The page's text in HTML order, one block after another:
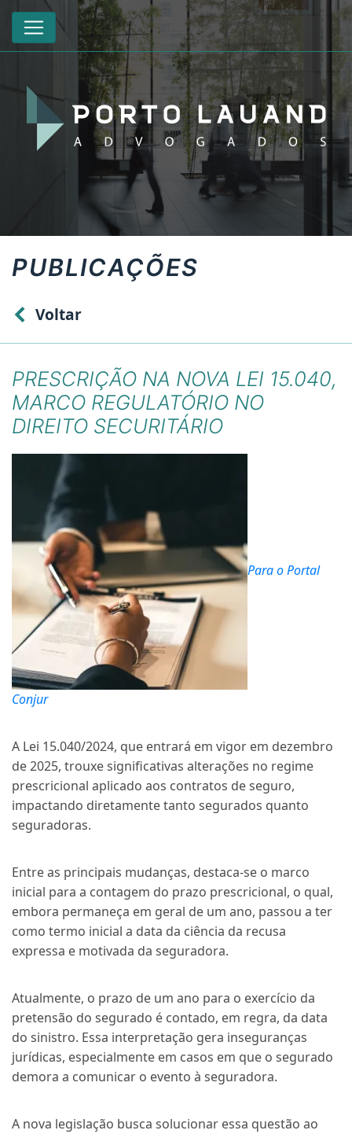
PUBLICAÇÕES
Voltar
PRESCRIÇÃO NA NOVA LEI 15.040,
MARCO REGULATÓRIO NO
DIREITO SECURITÁRIO
Para o Portal
Conjur
A Lei 15.040/2024, que entrará em vigor em dezembro
de 2025, trouxe significativas alterações no regime
prescricional aplicado aos contratos de seguro,
impactando diretamente tanto segurados quanto
seguradoras.
Entre as principais mudanças, destaca-se o marco
inicial para a contagem do prazo prescricional, o qual,
embora permaneça em geral de um ano, passou a ter
como termo inicial a data da ciência da recusa
expressa e motivada da seguradora.
Atualmente, o prazo de um ano para o exercício da
pretensão do segurado é contado, em regra, da data
do sinistro. Essa interpretação gera inseguranças
jurídicas, especialmente em casos em que o segurado
demora a comunicar o evento à seguradora.
A nova legislação busca solucionar essa questão ao